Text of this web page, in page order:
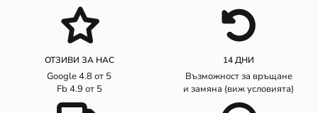
ОТЗИВИ ЗА НАС
Google 4.8 от 5
Fb 4.9 от 5
14 ДНИ
Възможност за връщане
и замяна (виж условията)